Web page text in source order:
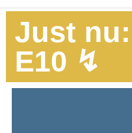
Just
E10 ↯